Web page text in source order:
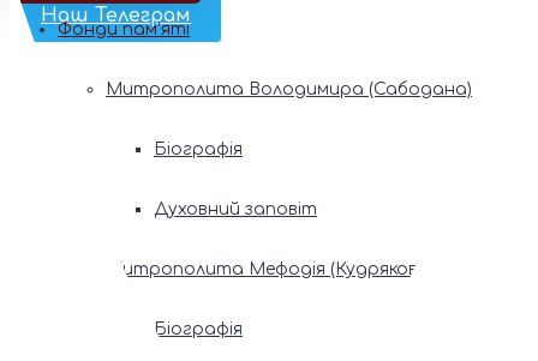
Наш Телеграм
Фонди пам’яті
Митрополита Володимира (Сабодана)
Біографія
Духовний заповіт
Митрополита Мефодія (Кудрякова)
Біографія